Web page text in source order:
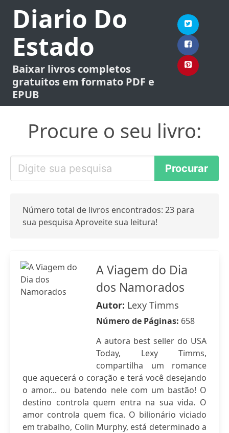
Diario Do
Estado
Baixar livros completos
gratuitos em formato PDF e
EPUB
Procure o seu livro:
Número total de livros encontrados: 23 para
sua pesquisa Aproveite sua leitura!
A Viagem do Dia
dos Namorados
Autor: Lexy Timms
Número de Páginas: 658
A autora best seller do USA
Today, Lexy Timms,
compartilha um romance
que aquecerá o coração e terá você desejando
o amor... ou batendo nele com um bastão! O
destino controla quem entra na sua vida. O
amor controla quem fica. O bilionário viciado
em trabalho, Colin Murphy, está determinado a